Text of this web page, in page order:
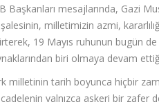
Başkanları mesajlarında, Gazi
milletimizin azmi,
19 Mayıs ruhunun bugün
biri olmaya devam
milletinin tarih boyunca hiçbir
yalnızca askeri bir zafer